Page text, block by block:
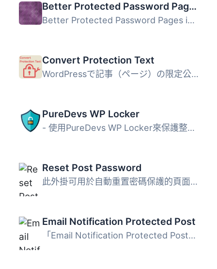
Better Protected Password Pages
Better Protected Password Pages is a lightweight plugin f...
Convert Protection Text
WordPressで記事（ページ）の限定公開（「パスワード保護」）...
PureDevs WP Locker
- 使用PureDevs WP Locker來保護整個WordPress網站，只需使用...
Reset Post Password
此外掛可用於自動重置密碼保護的頁面、文章或自訂文章類型。...
Email Notification Protected Post
「Email Notification Protected Post」為選定的文章類型新增...